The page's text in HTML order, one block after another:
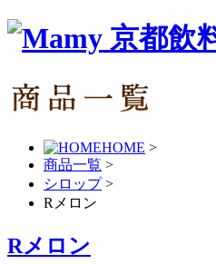
HOME >
商品一覧 >
シロップ>
Rメロン
Rメロン